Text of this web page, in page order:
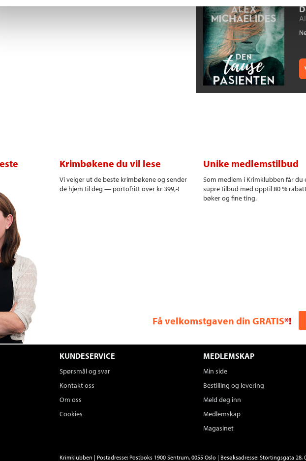
Krimbøkene du vil lese
Vi velger ut de beste krimbøkene og sender
de hjem til deg — portofritt over kr 399,-!
Unike medlemstilbud
Som medlem i Krimklubben får du
supre tilbud med opptil 80 %
bøker og fine ting.
Få velkomstgaven din GRATIS*!
KUNDESERVICE
Spørsmål og svar
Kontakt oss
Om oss
Cookies
MEDLEMSKAP
Min side
Bestilling og levering
Meld deg inn
Medlemskap
Magasinet
Krimklubben | Postadresse: Postboks 1900 Sentrum, 0055 Oslo | Besøksadresse: Stortingsgata